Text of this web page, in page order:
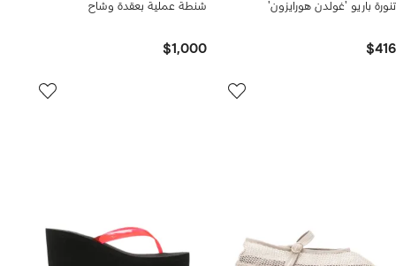
تنورة باريو 'غولدن هورايزون'
$416
شنطة عملية بعقدة وشاح
$1,000